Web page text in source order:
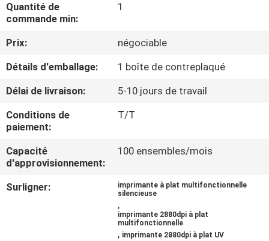
VISITE
D'USINE
CONTRÔLE
DE
QUALITÉ
CONTACTEZ-
NOUS
Quantité de
commande min:
1
Prix:
négociable
Détails d'emballage:
1 boîte de contreplaqué
Délai de livraison:
5-10 jours de travail
Conditions de
paiement:
T/T
Capacité
d'approvisionnement:
100 ensembles/mois
Surligner:
imprimante à plat multifonctionnelle
silencieuse
,
imprimante 2880dpi à plat
multifonctionnelle
, imprimante 2880dpi à plat UV